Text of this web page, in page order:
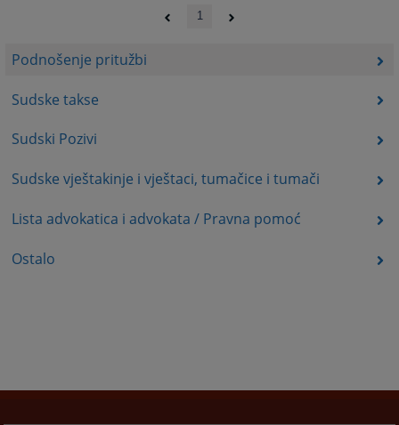
Podnošenje pritužbi
Sudske takse
Sudski Pozivi
Sudske vještakinje i vještaci, tumačice i tumači
Lista advokatica i advokata / Pravna pomoć
Ostalo
1